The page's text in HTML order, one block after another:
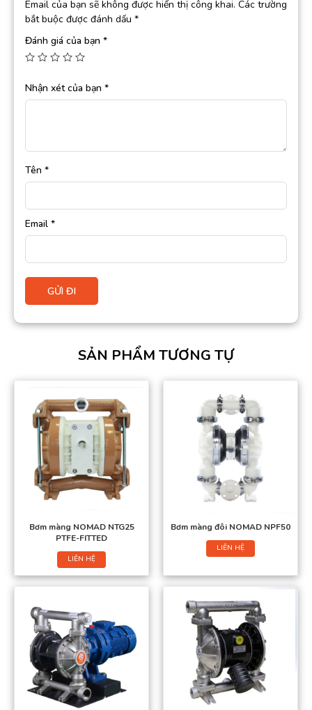
Email của bạn sẽ không được hiển thị công khai. Các trường
bắt buộc được đánh dấu *
Đánh giá của bạn *
Nhận xét của bạn *
Tên *
Email *
SẢN PHẨM TƯƠNG TỰ
Bơm màng NOMAD NTG25
PTFE-FITTED
LIÊN HỆ
Bơm màng đôi NOMAD NPF50
LIÊN HỆ